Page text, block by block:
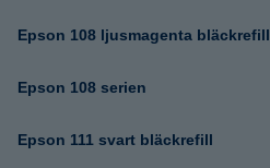
Epson 108 ljusmagenta bläckrefill
Epson 108 serien
Epson 111 svart bläckrefill